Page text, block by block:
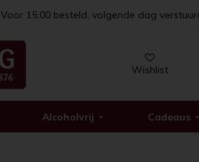
Voor 15:00 besteld, volgende dag
Wishlist
Alcoholvrij Cadeaus